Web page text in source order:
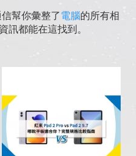
幫你彙整了電腦的所有相
資訊都能在這找到。